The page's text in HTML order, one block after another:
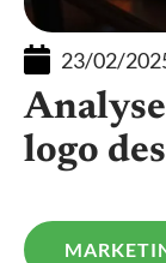
23/02/
logo